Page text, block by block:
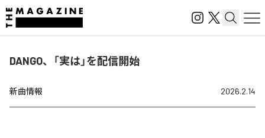
DANGO、「実は」を配信開始
新曲情報 2026.2.14